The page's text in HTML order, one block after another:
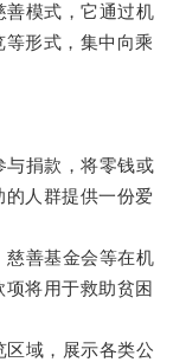
模式，它通过机
形式，集中向乘
捐款，将零钱或
人群提供一份爱
善基金会等在机
将用于救助贫困
域，展示各类公